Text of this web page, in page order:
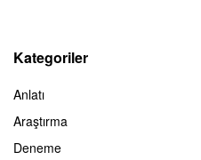
Kategoriler
Anlatı
Araştırma
Deneme